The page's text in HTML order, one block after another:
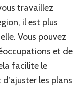
travaillez
il est plus
Vous pouvez
et de
facilite le
les plans